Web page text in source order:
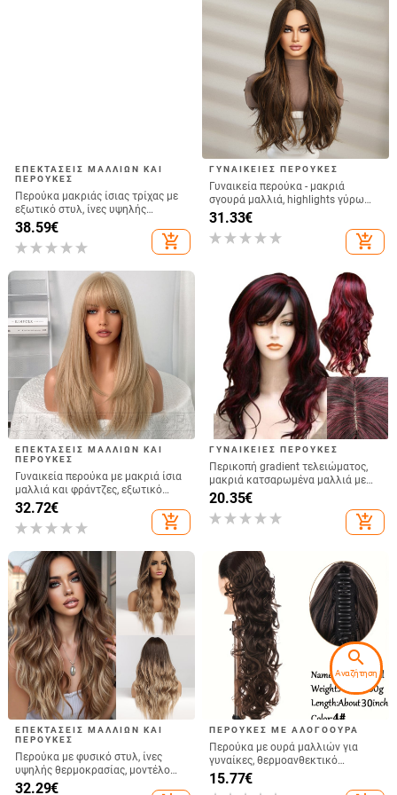
ΕΠΕΚΤΆΣΕΙΣ ΜΑΛΛΙΏΝ ΚΑΙ
ΠΕΡΟΎΚΕΣ
Περούκα μακριάς ίσιας τρίχας με
εξωτικό στυλ, ίνες υψηλής
θερμοκρασίας, μοντέλο MYJF476,
φυσική εμφάνιση, φράντζ: ίσια και
λοξή
38.59€
add_shopping_cart
ΓΥΝΑΙΚΕΊΕΣ ΠΕΡΟΎΚΕΣ
Γυναικεία περούκα - μακριά
σγουρά μαλλιά, highlights γύρω
από τα αυτιά, μεσαία χωρισμός,
ίνες ανθεκτικές σε υψηλές
θερμοκρασίες, μοντέλο lc1036
31.33€
add_shopping_cart
ΕΠΕΚΤΆΣΕΙΣ ΜΑΛΛΙΏΝ ΚΑΙ
ΠΕΡΟΎΚΕΣ
Γυναικεία περούκα με μακριά ίσια
μαλλιά και φράντζες, εξωτικό
στυλ, συνθετικές ίνες ανθεκτικές
σε υψηλές θερμοκρασίες, μοντέλο
C-0342-1
32.72€
add_shopping_cart
ΓΥΝΑΙΚΕΊΕΣ ΠΕΡΟΎΚΕΣ
Περικοπή gradient τελειώματος,
μακριά κατσαρωμένα μαλλιά με
πλαϊνή φράντζα, ίνες ανθεκτικές
σε υψηλές θερμοκρασίες, μπορεί
να βαφτεί, εξωτικό στυλ
20.35€
add_shopping_cart
ΕΠΕΚΤΆΣΕΙΣ ΜΑΛΛΙΏΝ ΚΑΙ
ΠΕΡΟΎΚΕΣ
Περούκα με φυσικό στυλ, ίνες
υψηλής θερμοκρασίας, μοντέλο
LC179, ίσια μαλλιά
32.29€
ΠΕΡΟΎΚΕΣ ΜΕ ΑΛΟΓΟΟΥΡΆ
Περούκα με ουρά μαλλιών για
γυναίκες, θερμοανθεκτικό
συνθετικό ίνες, μηχανική
κατασκευή, μοντέλο zj30; δεν
15.77€
search
Αναζήτηση